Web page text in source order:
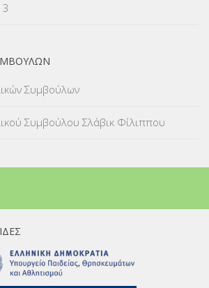
Συμβούλων
Συμβούλου Σλάβικ Φίλιππου